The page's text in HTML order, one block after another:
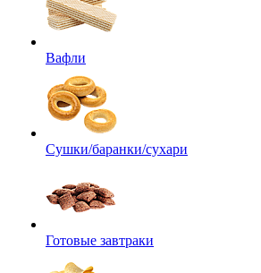
Вафли
Сушки/баранки/сухари
Готовые завтраки